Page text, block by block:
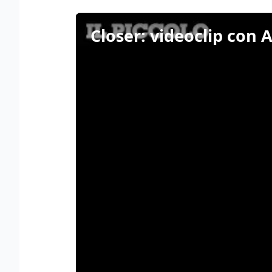
Closer: videoclip con